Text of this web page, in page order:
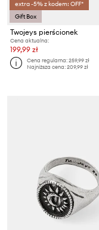
extra -5% z kodem: OFF*
Gift Box
Twojeys pierścionek
Cena aktualna:
199,99 zł
Cena regularna:259,99 zł
Najniższa cena:209,99 zł